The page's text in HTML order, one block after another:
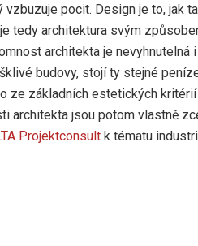
vzbuzuje pocit. Design je to, jak
je tedy architektura svým
architekta je
budovy, stojí ty stejné
ze základních estetických
architekta jsou potom vlastně
Projektconsult k tématu